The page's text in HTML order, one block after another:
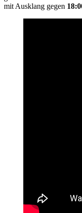
mit Ausklang gegen